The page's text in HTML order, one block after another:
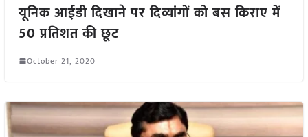
यूनिक आईडी दिखाने पर दिव्यांगों को बस किराए में
50 प्रतिशत की छूट
October 21, 2020